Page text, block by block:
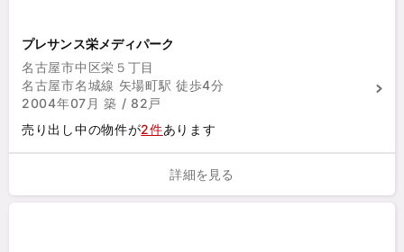
プレサンス栄メディパーク
名古屋市中区栄５丁目
名古屋市名城線 矢場町駅 徒歩4分
2004年07月 築 / 82戸
売り出し中の物件が2件あります
詳細を見る